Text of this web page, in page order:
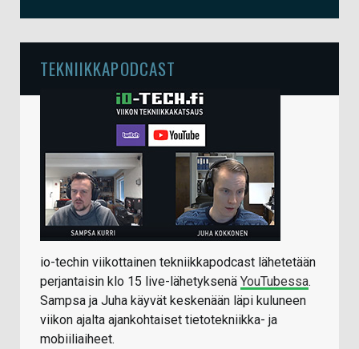
TEKNIIKKAPODCAST
io-techin viikottainen tekniikkapodcast lähetetään
perjantaisin klo 15 live-lähetyksenä YouTubessa.
Sampsa ja Juha käyvät keskenään läpi kuluneen
viikon ajalta ajankohtaiset tietotekniikka- ja
mobiiliaiheet.